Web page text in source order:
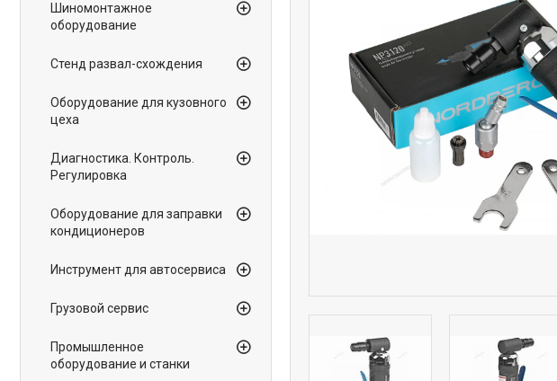
Шиномонтажное
оборудование
Стенд развал-схождения
Оборудование для кузовного
цеха
Диагностика. Контроль.
Регулировка
Оборудование для заправки
кондиционеров
Инструмент для автосервиса
Грузовой сервис
Промышленное
оборудование и станки